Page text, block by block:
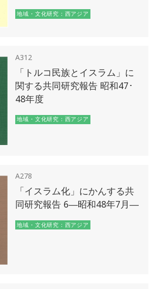
地域・文化研究：西アジア
A312
「トルコ民族とイスラム」に
関する共同研究報告 昭和47･
48年度
地域・文化研究：西アジア
A278
「イスラム化」にかんする共
同研究報告 6―昭和48年7月―
地域・文化研究：西アジア